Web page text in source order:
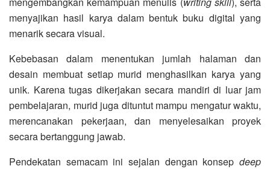
menyajikan hasil karya dalam bentuk buku digital yang
menarik secara visual.
Kebebasan dalam menentukan jumlah halaman dan
desain membuat setiap murid menghasilkan karya yang
unik. Karena tugas dikerjakan secara mandiri di luar jam
pembelajaran, murid juga dituntut mampu mengatur waktu,
merencanakan pekerjaan, dan menyelesaikan proyek
secara bertanggung jawab.
Pendekatan semacam ini sejalan dengan konsep deep